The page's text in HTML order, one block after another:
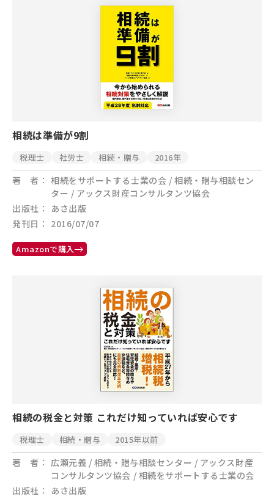
相続は準備が9割
税理士 社労士 相続・贈与 2016年
著 者
相続をサポートする士業の会 / 相続・贈与相談セン
ター / アックス財産コンサルタンツ協会
出版社
あさ出版
発刊日
2016/07/07
Amazonで購入
相続の税金と対策 これだけ知っていれば安心です
税理士 相続・贈与 2015年以前
著 者
広瀬元義 / 相続・贈与相談センター / アックス財産
コンサルタンツ協会 / 相続をサポートする士業の会
出版社
あさ出版